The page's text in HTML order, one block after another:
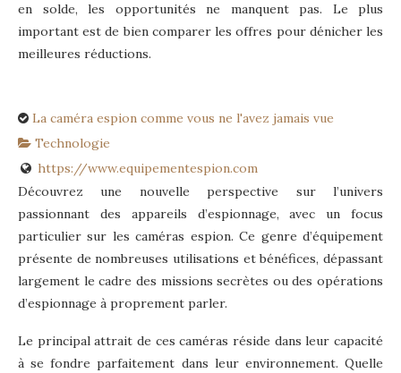
en solde, les opportunités ne manquent pas. Le plus
important est de bien comparer les offres pour dénicher les
meilleures réductions.
La caméra espion comme vous ne l'avez jamais vue
Technologie
https://www.equipementespion.com
Découvrez une nouvelle perspective sur l’univers
passionnant des appareils d’espionnage, avec un focus
particulier sur les caméras espion. Ce genre d’équipement
présente de nombreuses utilisations et bénéfices, dépassant
largement le cadre des missions secrètes ou des opérations
d’espionnage à proprement parler.
Le principal attrait de ces caméras réside dans leur capacité
à se fondre parfaitement dans leur environnement. Quelle